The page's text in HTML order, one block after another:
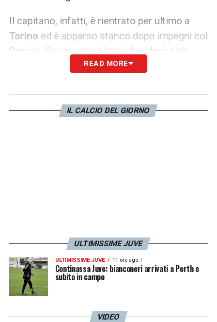
Il capitano, infatti, è rientrato per ultimo a
Torino ed è apparso stanco dopo impegni col
Brasile
. Per questo Allegri
deciderà solo
e schierarlo. Se Danilo gli
dall’inizio. A riportarlo èSky Sport.
READ MORE
IL CALCIO DEL GIORNO
ULTIMISSIME JUVE
ULTIMISSIME JUVE 11 ore ago
Continassa Juve: bianconeri arrivati a Perth e
subito in campo
VIDEO